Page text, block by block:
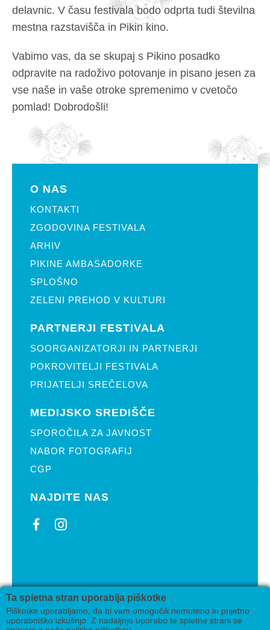
Ta spletna stran uporablja piškotke
Piškotke uporabljamo, da bi vam omogočili nemoteno in prijetno
uporabniško izkušnjo. Z nadaljnjo uporabo te spletne strani se
delavnic. V času festivala bodo odprta tudi številna
mestna razstavišča in Pikin kino.
Vabimo vas, da se skupaj s Pikino posadko
odpravite na radoživo potovanje in pisano jesen za
vse naše in vaše otroke spremenimo v cvetočo
pomlad! Dobrodošli!
O NAS
KONTAKTI
ZGODOVINA FESTIVALA
ARHIV
PIKINE AMBASADORKE
SPLOŠNO
ZELENI PREHOD V KULTURI
PARTNERJI FESTIVALA
SOORGANIZATORJI IN PARTNERJI
POKROVITELJI FESTIVALA
PRIJATELJI SREČELOVA
MEDIJSKO SREDIŠČE
SPOROČILA ZA JAVNOST
NABOR FOTOGRAFIJ
CGP
NAJDITE NAS
IzdelavaAV studio